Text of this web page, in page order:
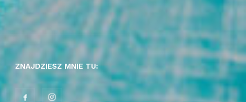
ZNAJDZIESZ MNIE TU: